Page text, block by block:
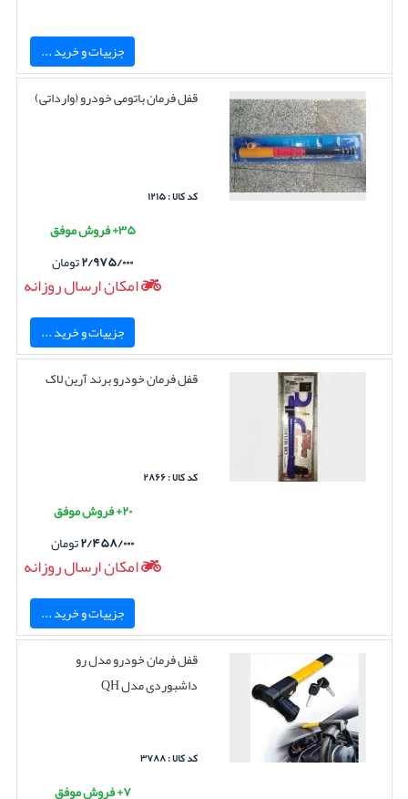
جزییات و خرید ...
قفل فرمان باتومی خودرو (وارداتی)
کد کالا : ۱۲۱۵
۳۵+ فروش موفق
۲/۹۷۵/۰۰۰تومان
امکان ارسال روزانه
جزییات و خرید ...
قفل فرمان خودرو برند آرین لاک
کد کالا : ۲۸۶۶
۲۰+ فروش موفق
۲/۴۵۸/۰۰۰تومان
امکان ارسال روزانه
جزییات و خرید ...
قفل فرمان خودرو مدل رو
داشبوردی مدل QH
کد کالا : ۳۷۸۸
۷+ فروش موفق